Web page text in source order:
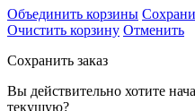
Объединить корзины
Очистить корзину Отменить
Сохранить заказ
Вы действительно хотите
текущую?